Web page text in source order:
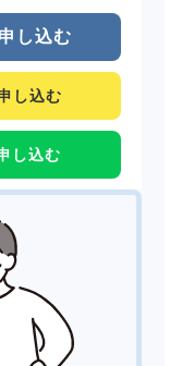
し込む
し込む
し込む